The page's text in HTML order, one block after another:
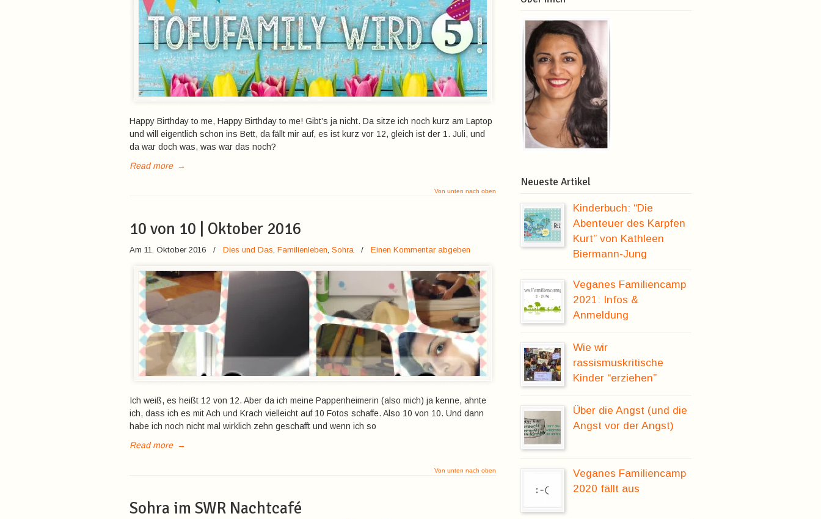
Happy Birthday to me, Happy Birthday to me! Gibt’s ja nicht. Da sitze ich noch kurz am Laptop
und will eigentlich schon ins Bett, da fällt mir auf, es ist kurz vor 12, gleich ist der 1. Juli, und
da war doch was, was war das noch?
Read more →
Von unten nach oben
10 von 10 | Oktober 2016
Am 11. Oktober 2016 / Dies und Das, Familienleben, Sohra / Einen Kommentar abgeben
Ich weiß, es heißt 12 von 12. Aber da ich meine Pappenheimerin (also mich) ja kenne, ahnte
ich, dass ich es mit Ach und Krach vielleicht auf 10 Fotos schaffe. Also 10 von 10. Und dann
habe ich noch nicht mal wirklich zehn geschafft und wenn ich so
Read more →
Von unten nach oben
Sohra im SWR Nachtcafé
Neueste Artikel
Kinderbuch: “Die
Abenteuer des Karpfen
Kurt” von Kathleen
Biermann-Jung
Veganes Familiencamp
2021: Infos &
Anmeldung
Wie wir
rassismuskritische
Kinder “erziehen”
Über die Angst (und die
Angst vor der Angst)
Veganes Familiencamp
2020 fällt aus